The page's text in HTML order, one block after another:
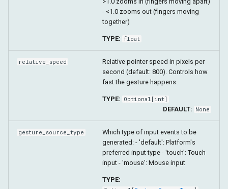
- <1.0 zooms out (fingers moving
together)
TYPE: float
relative_speed
Relative pointer speed in pixels per
second (default: 800). Controls how
fast the gesture happens.
TYPE: Optional [int]
DEFAULT: None
gesture_source_type
Which type of input events to be
generated: - 'default': Platform's
preferred input type - 'touch': Touch
input - 'mouse': Mouse input
TYPE: